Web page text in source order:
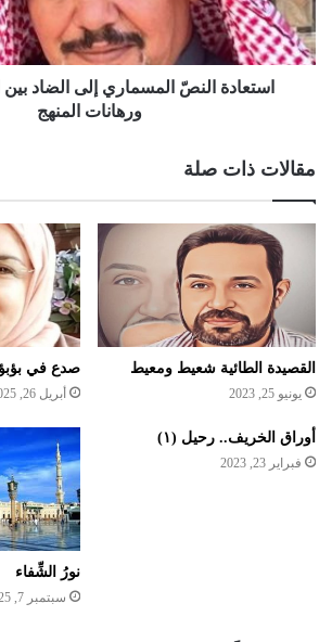
استعادة النصّ المسماري إلى الضاد بين
ورهانات المنهج
مقالات ذات صلة
القصيدة الطائية شعيط ومعيط
يونيو 25, 2023
صدع في
أبريل 26, 2025
أوراق الخريف.. رحيل (١)
فبراير 23, 2023
نورُ الشِّفاء
سبتمبر 7, 2025